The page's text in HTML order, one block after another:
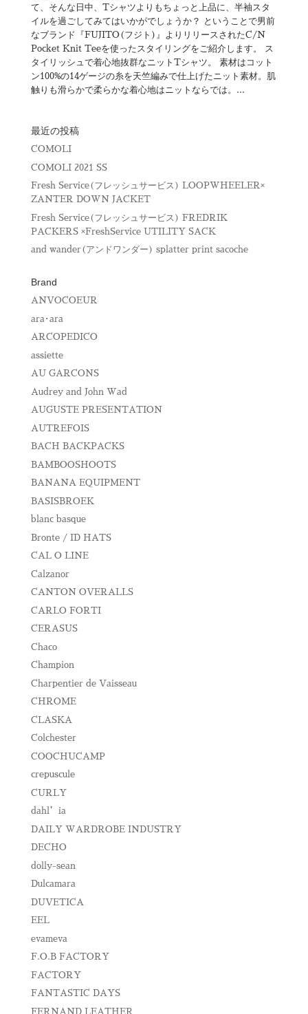
て、そんな日中、Tシャツよりもちょっと上品に、半袖スタ
イルを過ごしてみてはいかがでしょうか？ ということで男前
なブランド『FUJITO(フジト)』よりリリースされたC/N
Pocket Knit Teeを使ったスタイリングをご紹介します。 ス
タイリッシュで着心地抜群なニットTシャツ。 素材はコット
ン100%の14ゲージの糸を天竺編みで仕上げたニット素材。肌
触りも滑らかで柔らかな着心地はニットならでは。...
最近の投稿
COMOLI
COMOLI 2021 SS
Fresh Service(フレッシュサービス) LOOPWHEELER×
ZANTER DOWN JACKET
Fresh Service(フレッシュサービス) FREDRIK
PACKERS ×FreshService UTILITY SACK
and wander(アンドワンダー) splatter print sacoche
Brand
ANVOCOEUR
ara･ara
ARCOPEDICO
assiette
AU GARCONS
Audrey and John Wad
AUGUSTE PRESENTATION
AUTREFOIS
BACH BACKPACKS
BAMBOOSHOOTS
BANANA EQUIPMENT
BASISBROEK
blanc basque
Bronte / ID HATS
CAL O LINE
Calzanor
CANTON OVERALLS
CARLO FORTI
CERASUS
Chaco
Champion
Charpentier de Vaisseau
CHROME
CLASKA
Colchester
COOCHUCAMP
crepuscule
CURLY
dahl’ia
DAILY WARDROBE INDUSTRY
DECHO
dolly-sean
Dulcamara
DUVETICA
EEL
evameva
F.O.B FACTORY
FACTORY
FANTASTIC DAYS
FERNAND LEATHER